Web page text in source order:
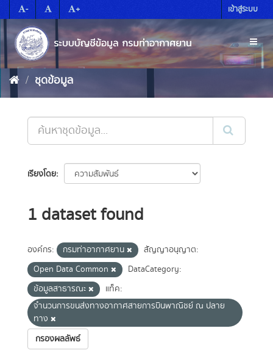
to
content
- + เข้าสู่ระบบ
ชุดข้อมูล
เรียงโดย
1 dataset found
องค์กร: กรมท่าอากาศยาน
สัญญาอนุญาต:
Open Data Common
DataCategory:
ข้อมูลสาธารณะ
แท็ค:
จำนวนการขนส่งทางอากาศสายการบินพาณิชย์ ณ ปลาย
ทาง
กรองผลลัพธ์